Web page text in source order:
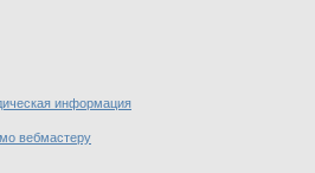
информация
вебмастеру